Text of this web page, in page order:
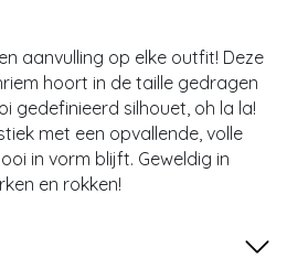
aanvulling op elke outfit! Deze
hoort in de taille gedragen
gedefinieerd silhouet, oh la la!
met een opvallende, volle
in vorm blijft. Geweldig in
en rokken!